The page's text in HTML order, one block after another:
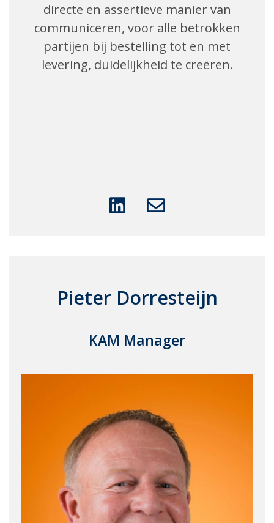
directe en assertieve manier van
communiceren, voor alle betrokken
partijen bij bestelling tot en met
levering, duidelijkheid te creëren.
Pieter Dorresteijn
KAM Manager